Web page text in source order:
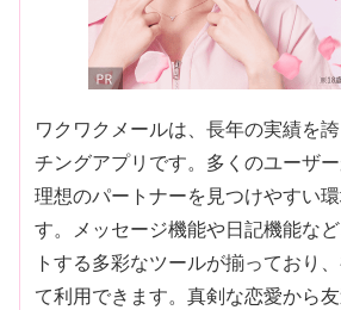
ワクワクメールは、長年の実績を
チングアプリです。多くのユーザー
理想のパートナーを見つけやすい
す。メッセージ機能や日記機能な
トする多彩なツールが揃っており
て利用できます。真剣な恋愛から